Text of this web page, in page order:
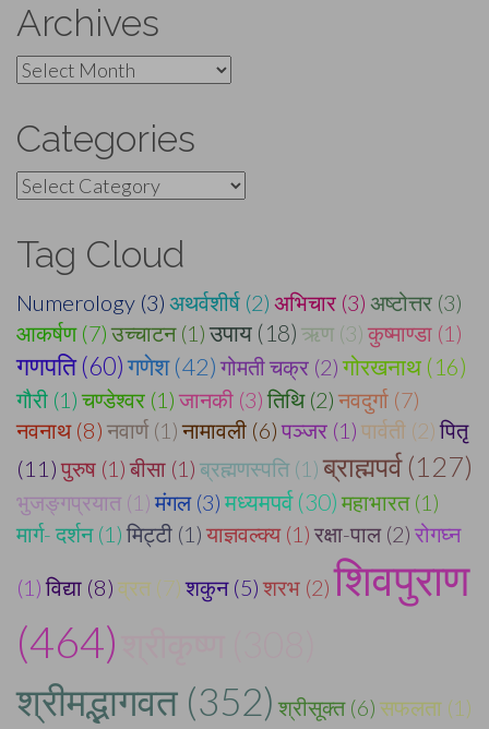
Archives
Archives
Categories
Categories
Tag Cloud
Numerology (3) अथर्वशीर्ष (2) अभिचार (3) अष्टोत्तर (3)
आकर्षण (7) उच्चाटन (1) उपाय (18) ऋण (3) कुष्माण्डा (1)
गणपति (60)गणेश (42) गोमती चक्र (2) गोरखनाथ (16)
गौरी (1) चण्डेश्वर (1) जानकी (3) तिथि (2) नवदुर्गा (7)
नवनाथ (8) नवार्ण (1) नामावली (6) पञ्जर (1) पार्वती (2) पितृ
(11) पुरुष (1) बीसा (1) ब्रह्मणस्पति (1) ब्राह्मपर्व (127)
भुजङ्गप्रयात (1) मंगल (3) मध्यमपर्व (30) महाभारत (1)
मार्ग- दर्शन (1) मिट्टी (1) याज्ञवल्क्य (1) रक्षा-पाल (2) रोगघ्न
(1) विद्या (8) व्रत (7) शकुन (5) शरभ (2) शिवपुराण
(464)
श्रीमद्भागवत (352) श्रीसूक्त (6) सफलता (1)